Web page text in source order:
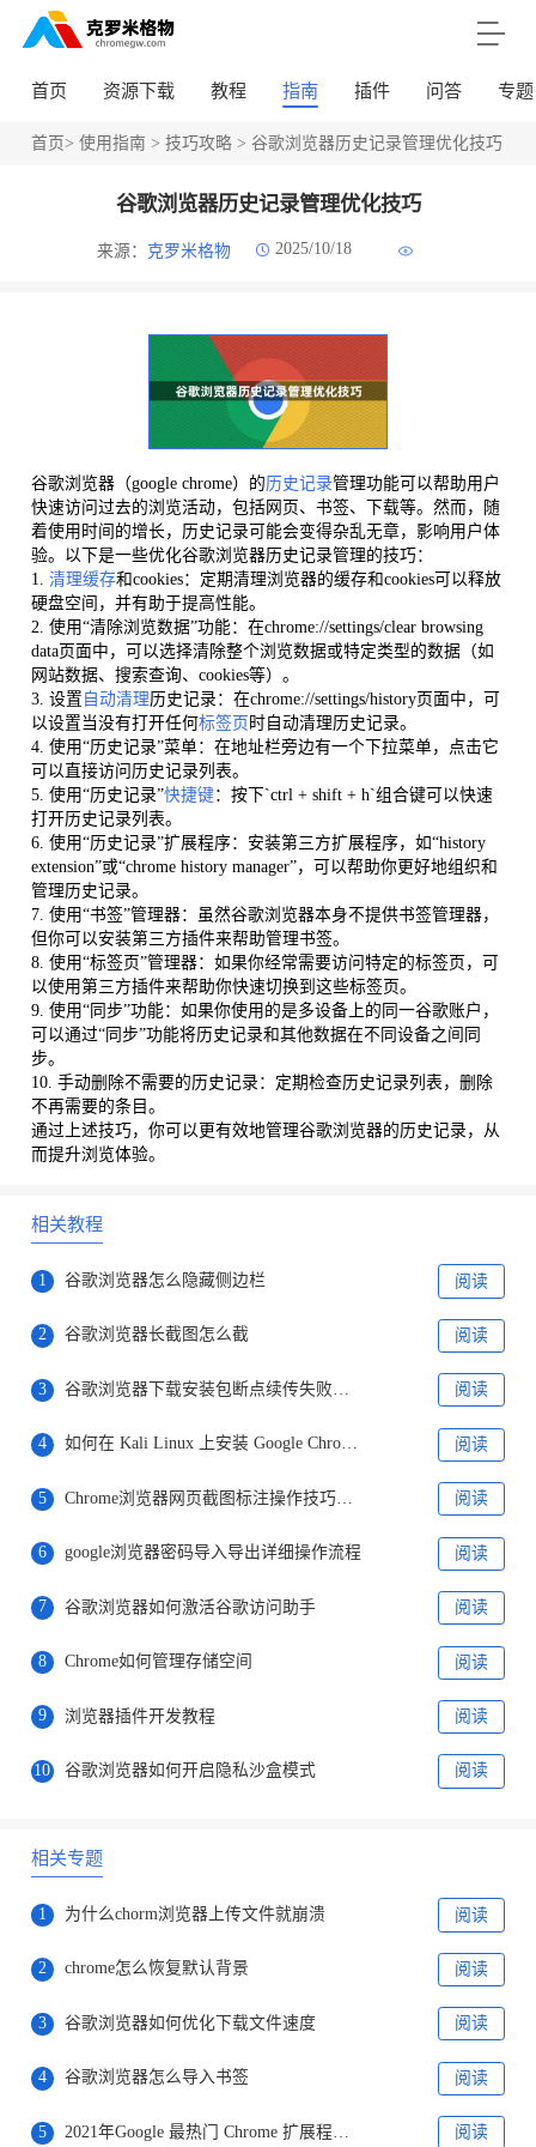
首页 资源下载 教程 指南 插件 问答 专题
首页> 使用指南 > 技巧攻略> 谷歌浏览器历史记录管理优化技巧
谷歌浏览器历史记录管理优化技巧
来源： 克罗米格物 2025/10/18
谷歌浏览器（google chrome）的历史记录管理功能可以帮助用户
快速访问过去的浏览活动，包括网页、书签、下载等。然而，随
着使用时间的增长，历史记录可能会变得杂乱无章，影响用户体
验。以下是一些优化谷歌浏览器历史记录管理的技巧：
1. 清理缓存和cookies：定期清理浏览器的缓存和cookies可以释放
硬盘空间，并有助于提高性能。
2. 使用“清除浏览数据”功能：在chrome://settings/clear browsing
data页面中，可以选择清除整个浏览数据或特定类型的数据（如
网站数据、搜索查询、cookies等）。
3. 设置 自动清理历史记录：在chrome://settings/history页面中，可
以设置当没有打开任何标签页 时自动清理历史记录。
4. 使用“历史记录”菜单：在地址栏旁边有一个下拉菜单，点击它
可以直接访问历史记录列表。
5. 使用“历史记录”快捷键：按下`ctrl + shift + h`组合键可以快速
打开历史记录列表。
6. 使用“历史记录”扩展程序：安装第三方扩展程序，如“history
extension”或“chrome history manager”，可以帮助你更好地组织和
管理历史记录。
7. 使用“书签”管理器：虽然谷歌浏览器本身不提供书签管理器，
但你可以安装第三方插件来帮助管理书签。
8. 使用“标签页”管理器：如果你经常需要访问特定的标签页，可
以使用第三方插件来帮助你快速切换到这些标签页。
9. 使用“同步”功能：如果你使用的是多设备上的同一谷歌账户，
可以通过“同步”功能将历史记录和其他数据在不同设备之间同
步。
10. 手动删除不需要的历史记录：定期检查历史记录列表，删除
不再需要的条目。
通过上述技巧，你可以更有效地管理谷歌浏览器的历史记录，从
而提升浏览体验。
相关教程
1 谷歌浏览器怎么隐藏侧边栏 阅读
2 谷歌浏览器长截图怎么截 阅读
3 阅读
4 如何在 Kali Linux 上安装 Google Chrome 浏览器? 阅读
5 阅读
6 google浏览器密码导入导出详细操作流程 阅读
7 谷歌浏览器如何激活谷歌访问助手 阅读
8 Chrome如何管理存储空间 阅读
9 浏览器插件开发教程 阅读
10 谷歌浏览器如何开启隐私沙盒模式 阅读
相关专题
1 为什么chorm浏览器上传文件就崩溃 阅读
2 chrome怎么恢复默认背景 阅读
3 谷歌浏览器如何优化下载文件速度 阅读
4 谷歌浏览器怎么导入书签 阅读
5 阅读